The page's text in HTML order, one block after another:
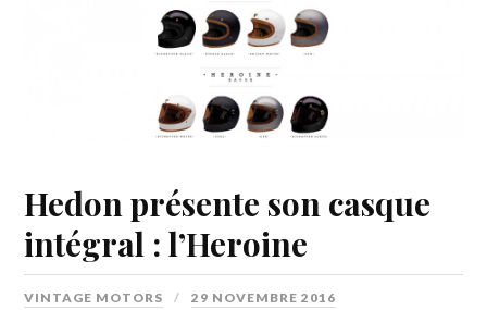
Hedon présente son casque
intégral : l’Heroine
VINTAGE MOTORS 29 NOVEMBRE 2016